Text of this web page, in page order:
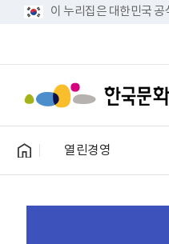
이 누리집은 대한민국
열린경영